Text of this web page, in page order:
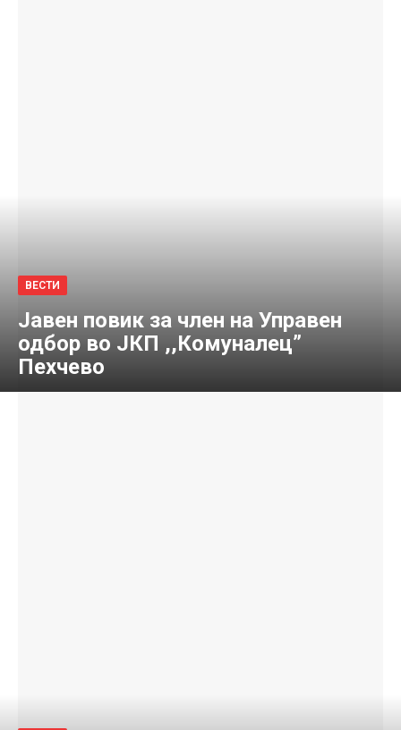
ВЕСТИ
Јавен повик за член на Управен
одбор во ЈКП ,,Комуналец”
Пехчево